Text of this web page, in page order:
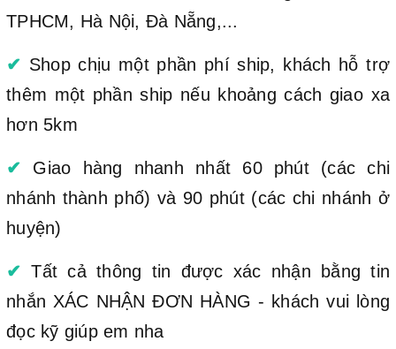
TPHCM, Hà Nội, Đà Nẵng,...
✔ Shop chịu một phần phí ship, khách hỗ trợ
thêm một phần ship nếu khoảng cách giao xa
hơn 5km
✔ Giao hàng nhanh nhất 60 phút (các chi
nhánh thành phố) và 90 phút (các chi nhánh ở
huyện)
✔ Tất cả thông tin được xác nhận bằng tin
nhắn XÁC NHẬN ĐƠN HÀNG - khách vui lòng
đọc kỹ giúp em nha